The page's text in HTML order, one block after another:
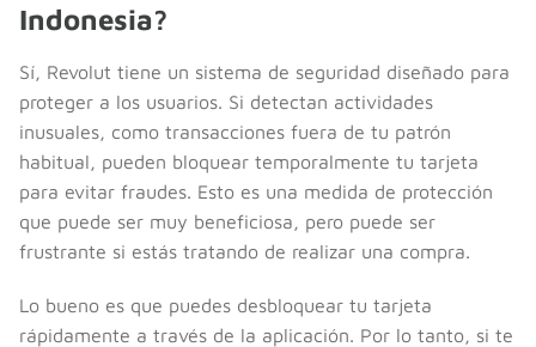
Indonesia?
Sí, Revolut tiene un sistema de seguridad diseñado para
proteger a los usuarios. Si detectan actividades
inusuales, como transacciones fuera de tu patrón
habitual, pueden bloquear temporalmente tu tarjeta
para evitar fraudes. Esto es una medida de protección
que puede ser muy beneficiosa, pero puede ser
frustrante si estás tratando de realizar una compra.
Lo bueno es que puedes desbloquear tu tarjeta
rápidamente a través de la aplicación. Por lo tanto, si te